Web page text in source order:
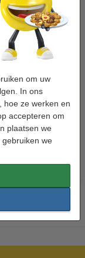
om uw
In ons
hoe ze werken en
accepteren om
plaatsen we
we
R inktlint
(123inkt huismerk)